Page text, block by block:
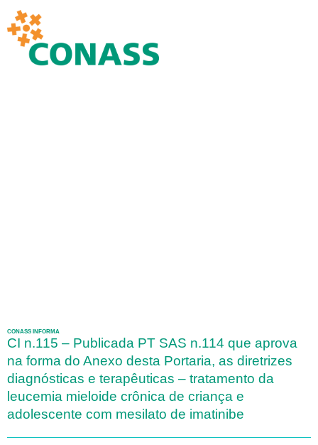
CONASS INFORMA
CI n.115 – Publicada PT SAS n.114 que aprova
na forma do Anexo desta Portaria, as diretrizes
diagnósticas e terapêuticas – tratamento da
leucemia mieloide crônica de criança e
adolescente com mesilato de imatinibe